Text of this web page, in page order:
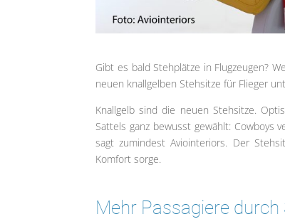
Gibt es bald Stehplätze in Flugzeugen?
neuen knallgelben Stehsitze für Flieger
Knallgelb sind die neuen Stehsitze.
Sattels ganz bewusst gewählt: Cowboys
sagt zumindest Aviointeriors. Der
Komfort sorge.
Mehr Passagiere